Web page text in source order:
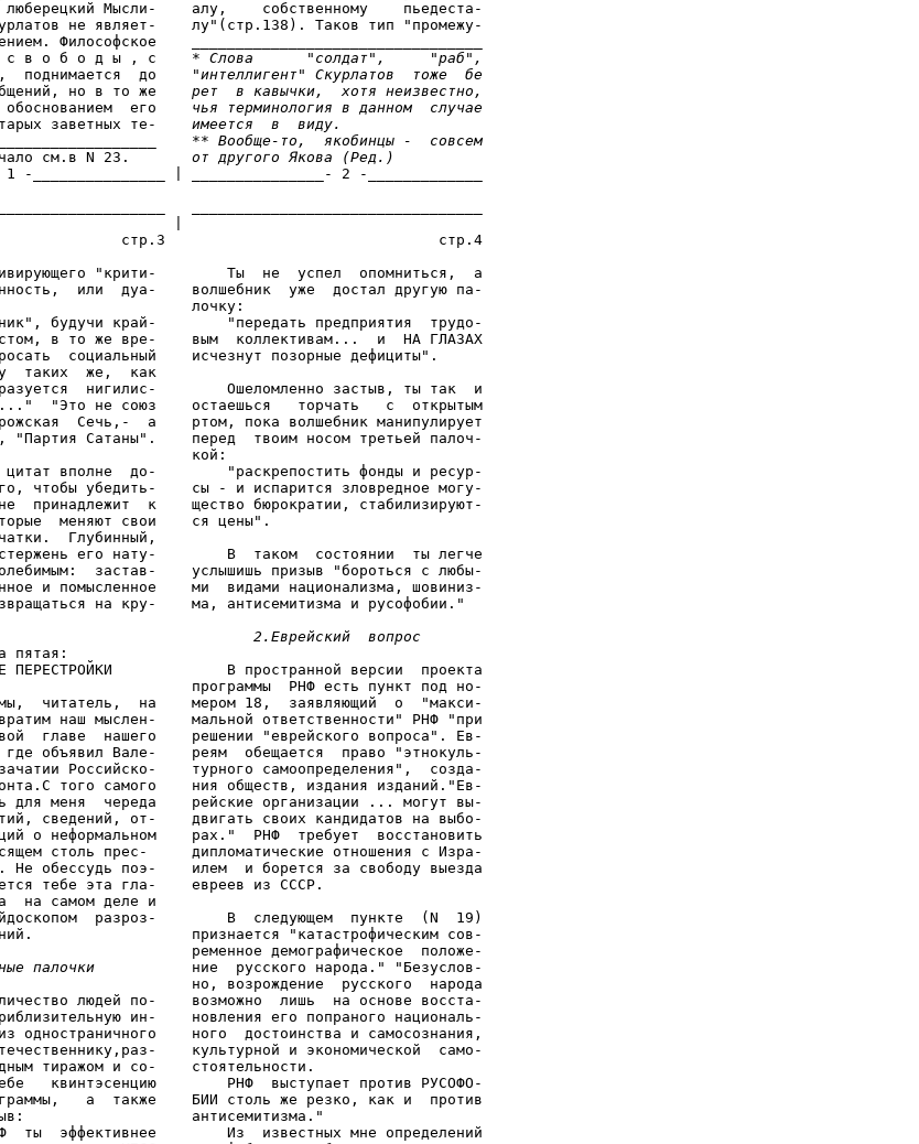
люберецкий Мысли-    алу,    собственному    пьедеста-
не являет-    лу"(стр.138). Таков тип "промежу-
Философское    _________________________________
с в о б о д ы , с    * Слова      "солдат",     "раб",
поднимается  до
"интеллигент" Скурлатов  тоже  бе
но в то же рет  в кавычки,  хотя неизвестно,
обоснованием  его чья терминология в данном  случае
заветных те- имеется  в  виду.
** Вообще-то,  якобинцы -  совсем
см.в N 23. от другого Якова (Ред.)
1 -_______________ | _______________- 2 -_____________
стр.3                               стр.4
"крити-        Ты  не  успел  опомниться,  а
или  дуа-    волшебник  уже  достал другую па-
лочку:
будучи край-        "передать предприятия  трудо-
в то же вре-    вым  коллективам...  и  НА ГЛАЗАХ
социальный    исчезнут позорные дефициты".
таких  же,  как
нигилис-        Ошеломленно застыв, ты так  и
"Это не союз    остаешься   торчать   с  открытым
Сечь,-  а    ртом, пока волшебник манипулирует
"Партия Сатаны".    перед  твоим носом третьей палоч-
кой:
цитат вполне  до-        "раскрепостить фонды и ресур-
чтобы убедить-    сы - и испарится зловредное могу-
принадлежит  к    щество бюрократии, стабилизируют-
меняют свои    ся цены".
Глубинный,
стержень его нату-        В  таком  состоянии  ты легче
застав-    услышишь призыв "бороться с любы-
и помысленное    ми  видами национализма, шовиниз-
на кру-    ма, антисемитизма и русофобии."
2.Еврейский  вопрос
пятая:
ПЕРЕСТРОЙКИ             В пространной версии  проекта
программы  РНФ есть пункт под но-
читатель,  на    мером 18,  заявляющий  о  "макси-
наш мыслен-    мальной ответственности" РНФ "при
главе  нашего    решении "еврейского вопроса". Ев-
где объявил Вале-    реям  обещается  право "этнокуль-
Российско-    турного самоопределения",  созда-
того самого    ния обществ, издания изданий."Ев-
для меня  череда    рейские организации ... могут вы-
сведений, от-    двигать своих кандидатов на выбо-
о неформальном    рах."  РНФ  требует  восстановить
столь прес-     дипломатические отношения с Изра-
Не обессудь поэ-    илем  и борется за свободу выезда
тебе эта гла-    евреев из СССР.
на самом деле и
разроз-        В  следующем  пункте  (N  19)
признается "катастрофическим сов-
ременное демографическое  положе-
палочки
           ние  русского народа." "Безуслов-
но, возрождение  русского  народа
людей по-    возможно  лишь  на основе восста-
ин-    новления его попраного националь-
одностраничного    ного  достоинства и самосознания,
культурной и экономической  само-
тиражом и со-    стоятельности.
квинтэсенцию        РНФ  выступает против РУСОФО-
а  также    БИИ столь же резко, как и  против
антисемитизма."
ты  эффективнее        Из  известных мне определений